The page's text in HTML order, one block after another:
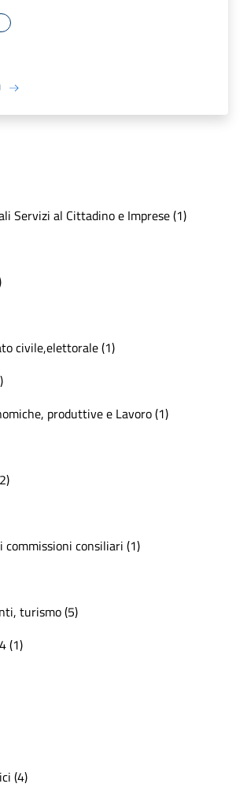
Servizi al Cittadino e Imprese (1)
civile,elettorale (1)
produttive e Lavoro (1)
commissioni consiliari (1)
turismo (5)
(1)
(4)